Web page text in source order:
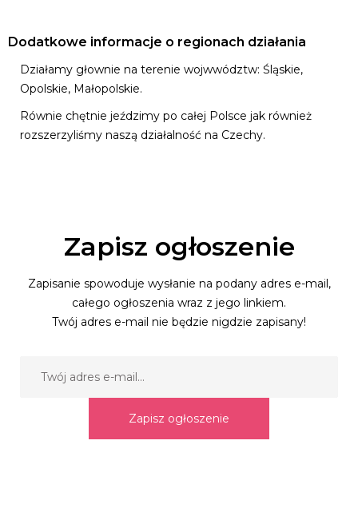
Dodatkowe informacje o regionach działania
Działamy głownie na terenie wojwwództw: Śląskie,
Opolskie, Małopolskie.
Równie chętnie jeździmy po całej Polsce jak również
rozszerzyliśmy naszą działalność na Czechy.
Zapisz ogłoszenie
Zapisanie spowoduje wysłanie na podany adres e-mail,
całego ogłoszenia wraz z jego linkiem.
Twój adres e-mail nie będzie nigdzie zapisany!
Zapisz ogłoszenie